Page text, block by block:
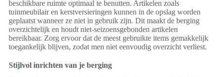
beschikbare ruimte optimaal te benutten. Artikelen zoals
tuinmeubilair en kerstversieringen kunnen in de opslag worden
geplaatst wanneer ze niet in gebruik zijn. Dit maakt de berging
overzichtelijk en houdt niet-seizoensgebonden artikelen
bereikbaar. Zorg ervoor dat de meest gebruikte items gemakkelijk
toegankelijk blijven, zodat men niet eenvoudig overzicht verliest.
Stijlvol inrichten van je berging